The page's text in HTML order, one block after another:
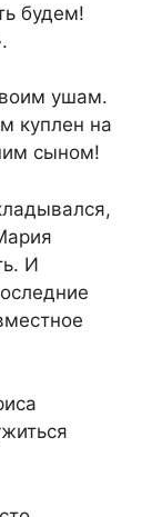
будем!
ушам.
куплен на
сыном!
И